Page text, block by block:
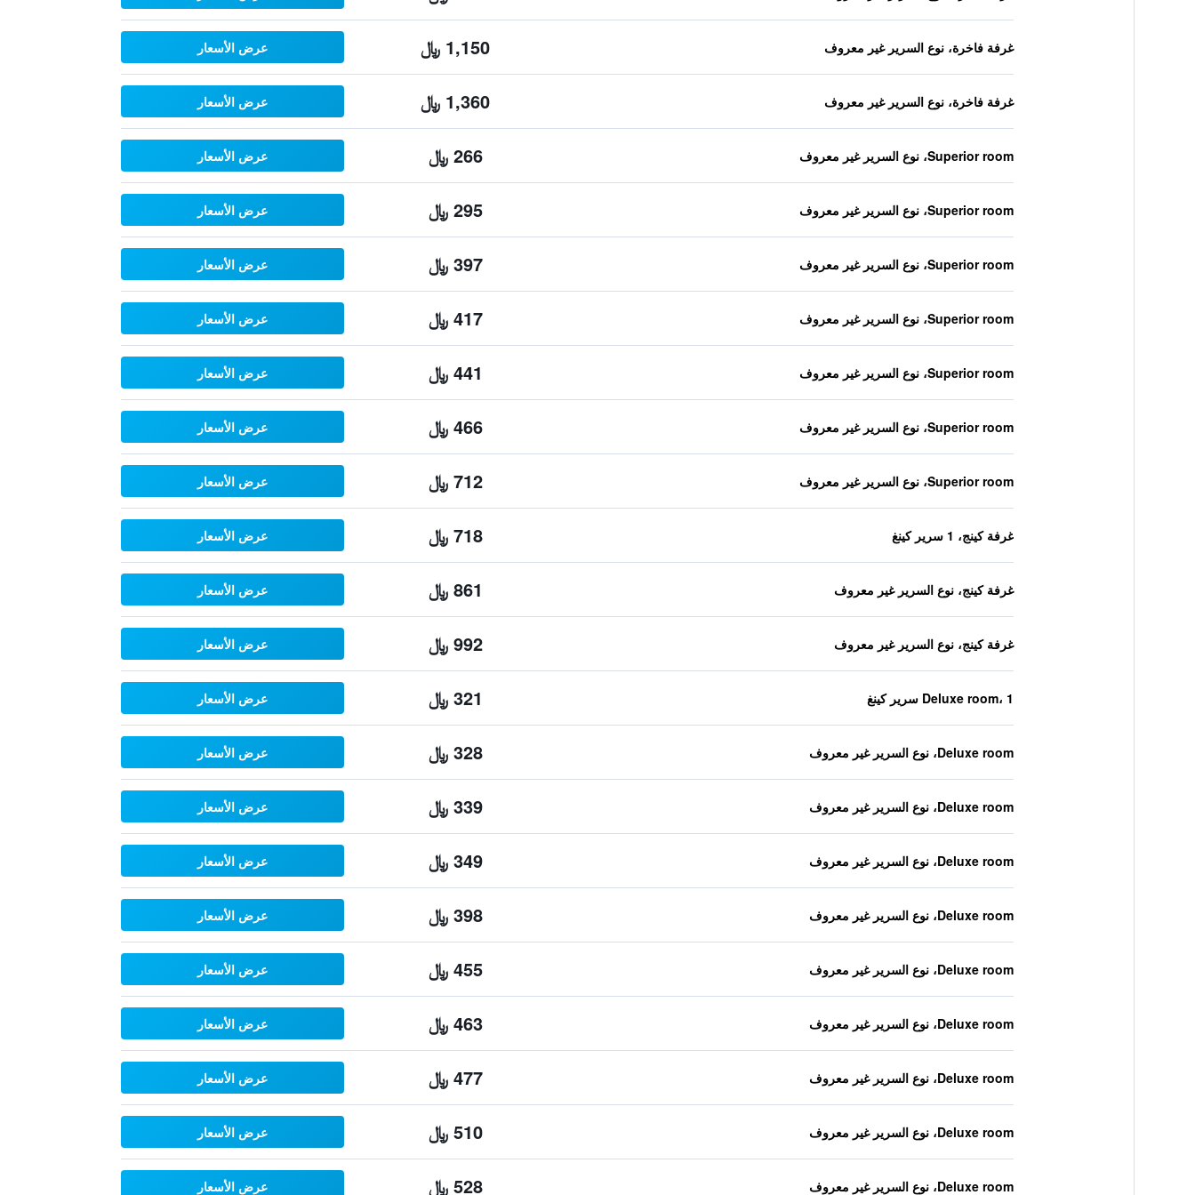
غرفة فاخرة، نوع السرير غير معروف 1,150 ﷼ عرض الأسعار
غرفة فاخرة، نوع السرير غير معروف 1,360 ﷼ عرض الأسعار
Superior room، نوع السرير غير معروف 266 ﷼ عرض الأسعار
Superior room، نوع السرير غير معروف 295 ﷼ عرض الأسعار
Superior room، نوع السرير غير معروف 397 ﷼ عرض الأسعار
Superior room، نوع السرير غير معروف 417 ﷼ عرض الأسعار
Superior room، نوع السرير غير معروف 441 ﷼ عرض الأسعار
Superior room، نوع السرير غير معروف 466 ﷼ عرض الأسعار
Superior room، نوع السرير غير معروف 712 ﷼ عرض الأسعار
غرفة كينج، 1 سرير كينغ 718 ﷼ عرض الأسعار
غرفة كينج، نوع السرير غير معروف 861 ﷼ عرض الأسعار
غرفة كينج، نوع السرير غير معروف 992 ﷼ عرض الأسعار
Deluxe room، 1 سرير كينغ 321 ﷼ عرض الأسعار
Deluxe room، نوع السرير غير معروف 328 ﷼ عرض الأسعار
Deluxe room، نوع السرير غير معروف 339 ﷼ عرض الأسعار
Deluxe room، نوع السرير غير معروف 349 ﷼ عرض الأسعار
Deluxe room، نوع السرير غير معروف 398 ﷼ عرض الأسعار
Deluxe room، نوع السرير غير معروف 455 ﷼ عرض الأسعار
Deluxe room، نوع السرير غير معروف 463 ﷼ عرض الأسعار
Deluxe room، نوع السرير غير معروف 477 ﷼ عرض الأسعار
Deluxe room، نوع السرير غير معروف 510 ﷼ عرض الأسعار
Deluxe room، نوع السرير غير معروف 528 ﷼ عرض الأسعار